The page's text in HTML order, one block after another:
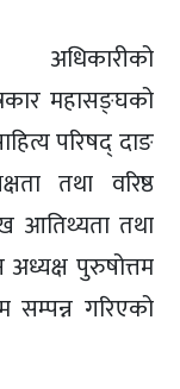
महासङ्घको
परिषद् दाङ
तथा वरिष्ठ
आतिथ्यता तथा
अध्यक्ष पुरुषोत्तम
सम्पन्न गरिएको